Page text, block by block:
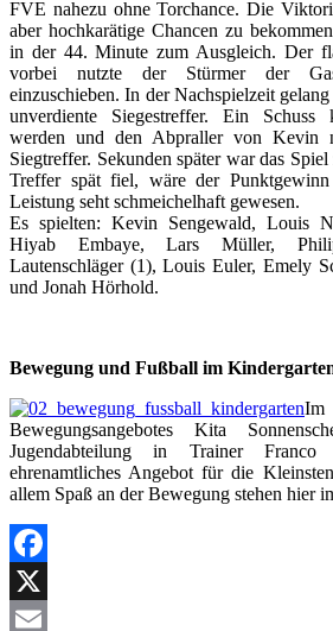
FVE nahezu ohne Torchance. Die
aber hochkarätige Chancen zu
in der 44. Minute zum Ausgleich. Der
vorbei nutzte der Stürmer der
einzuschieben. In der Nachspielzeit
unverdiente Siegestreffer. Ein Schuss
werden und den Abpraller von Kevin
Siegtreffer. Sekunden später war das
Treffer spät fiel, wäre der
Leistung seht schmeichelhaft gewesen.
Es spielten: Kevin Sengewald, Louis
Hiyab Embaye, Lars Müller,
Lautenschläger (1), Louis Euler, Emely
und Jonah Hörhold.
Bewegung und Fußball im
Bewegungsangebotes Kita
Jugendabteilung in Trainer
ehrenamtliches Angebot für die
allem Spaß an der Bewegung stehen hier
Facebook
X